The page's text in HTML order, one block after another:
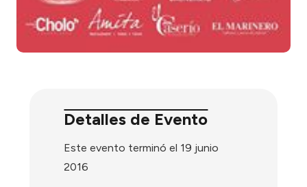
Detalles de Evento
Este evento terminó el 19 junio
2016